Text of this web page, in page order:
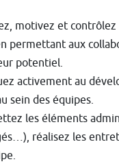
motivez et
permettant aux
potentiel.
activement au
sein des équipes.
les éléments
réalisez les